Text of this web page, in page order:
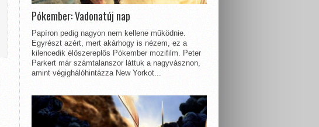
Pókember: Vadonatúj nap
Papíron pedig nagyon nem kellene működnie.
Egyrészt azért, mert akárhogy is nézem, ez a
kilencedik élőszereplős Pókember mozifilm. Peter
Parkert már számtalanszor láttuk a nagyvásznon,
amint végighálóhintázza New Yorkot...